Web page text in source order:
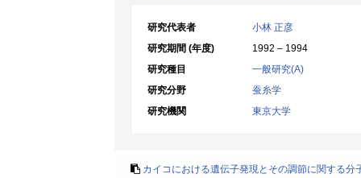
研究代表者
小林 正彦
研究期間 (年度)
1992 – 1994
研究種目
一般研究(A)
研究分野
蚕糸学
研究機関
東京大学
カイコにおける遺伝子発現とその調節に関する分